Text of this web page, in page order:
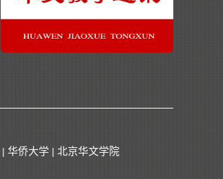
| 华侨大学 | 北京华文学院